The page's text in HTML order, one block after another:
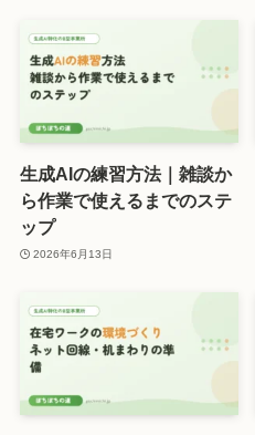
生成AIの練習方法｜雑談か
ら作業で使えるまでのステ
ップ
2026年6月13日